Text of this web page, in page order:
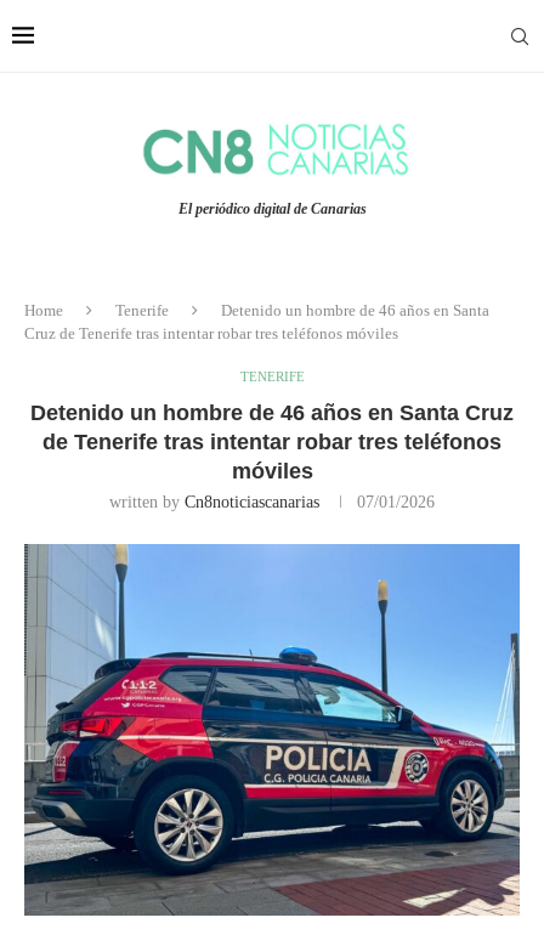
El periódico digital de Canarias
Home Tenerife
Detenido un hombre de 46 años en Santa
Cruz de Tenerife tras intentar robar tres teléfonos móviles
TENERIFE
Detenido un hombre de 46 años en Santa Cruz
de Tenerife tras intentar robar tres teléfonos
móviles
written by Cn8noticiascanarias 07/01/2026